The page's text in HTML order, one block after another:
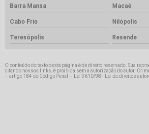
Barra Mansa Macaé
Cabo Frio Nilópolis
Teresópolis Resende
O conteúdo do texto desta página é de direito reservado. Sua
citando nossos links, é proibida sem a autorização do autor.
– artigo 184 do Código Penal –
Lei 9610/98 - Lei de direitos